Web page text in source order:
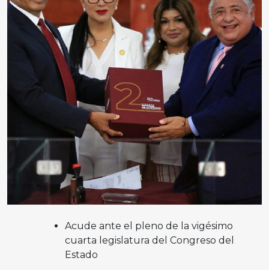
Acude ante el pleno de la vigésimo
cuarta legislatura del Congreso del
Estado